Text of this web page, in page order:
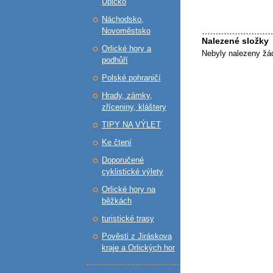
Nalezené složky
Nebyly nalezeny
Náchodsko,
Novoměstsko
Orlické hory a
podhůří
Polské pohraničí
Hrady, zámky,
zříceniny, kláštery
TIPY NA VÝLET
Ke čtení
Doporučené
cyklistické výlety
Orlické hory na
běžkách
turistické trasy
Pověsti z Jiráskova
kraje a Orlických hor